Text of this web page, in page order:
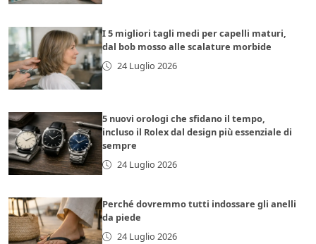
I 5 migliori tagli medi per capelli maturi,
dal bob mosso alle scalature morbide
24 Luglio 2026
5 nuovi orologi che sfidano il tempo,
incluso il Rolex dal design più essenziale di
sempre
24 Luglio 2026
Perché dovremmo tutti indossare gli anelli
da piede
24 Luglio 2026